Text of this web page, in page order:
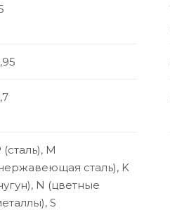
(сталь), M
сталь), K
N (цветные
S